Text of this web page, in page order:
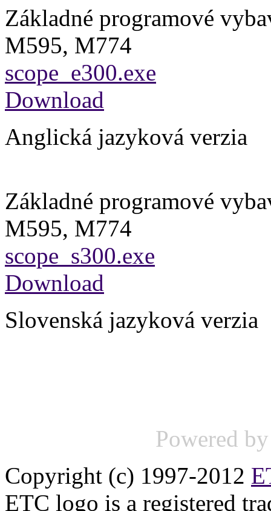
Základné programové
M595, M774
scope_e300.exe
Download
Anglická jazyková verzia
Základné programové
M595, M774
scope_s300.exe
Download
Slovenská jazyková verzia
Powered
Copyright (c) 1997-2012
ETC logo is a registered